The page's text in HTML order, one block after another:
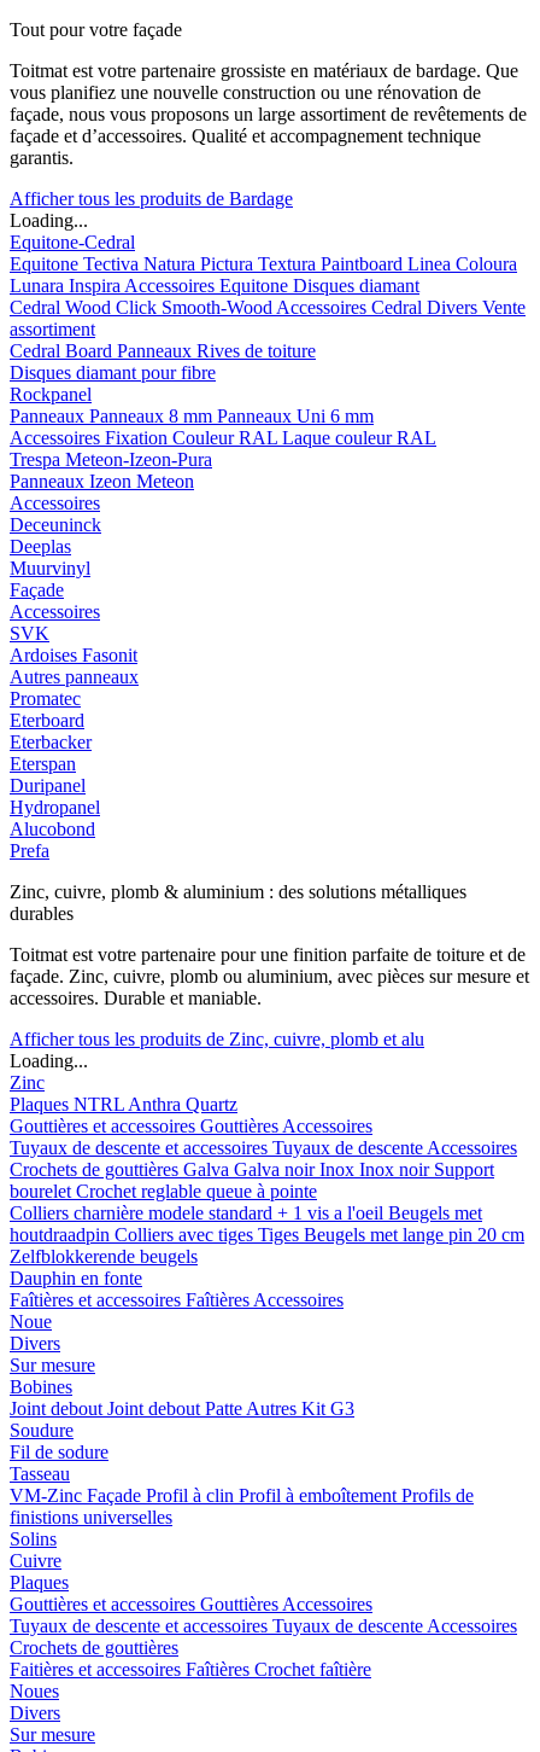
Tout pour votre façade
Toitmat est votre partenaire grossiste en matériaux de bardage. Que
vous planifiez une nouvelle construction ou une rénovation de
façade, nous vous proposons un large assortiment de revêtements de
façade et d’accessoires. Qualité et accompagnement technique
garantis.
Afficher tous les produits de Bardage
Loading...
Equitone-Cedral
Equitone Tectiva Natura Pictura Textura Paintboard Linea Coloura
Lunara Inspira Accessoires Equitone Disques diamant
Cedral Wood Click Smooth-Wood Accessoires Cedral Divers Vente
assortiment
Cedral Board Panneaux Rives de toiture
Disques diamant pour fibre
Rockpanel
Panneaux Panneaux 8 mm Panneaux Uni 6 mm
Accessoires Fixation Couleur RAL Laque couleur RAL
Trespa Meteon-Izeon-Pura
Panneaux Izeon Meteon
Accessoires
Deceuninck
Deeplas
Muurvinyl
Façade
Accessoires
SVK
Ardoises Fasonit
Autres panneaux
Promatec
Eterboard
Eterbacker
Eterspan
Duripanel
Hydropanel
Alucobond
Prefa
Zinc, cuivre, plomb & aluminium : des solutions métalliques
durables
Toitmat est votre partenaire pour une finition parfaite de toiture et de
façade. Zinc, cuivre, plomb ou aluminium, avec pièces sur mesure et
accessoires. Durable et maniable.
Afficher tous les produits de Zinc, cuivre, plomb et alu
Loading...
Zinc
Plaques NTRL Anthra Quartz
Gouttières et accessoires Gouttières Accessoires
Tuyaux de descente et accessoires Tuyaux de descente Accessoires
Crochets de gouttières Galva Galva noirInox Inox noir Support
bourelet Crochet reglable queue à pointe
Colliers charnière modele standard + 1 vis a l'oeil Beugels met
houtdraadpin Colliers avec tiges Tiges Beugels met lange pin 20 cm
Zelfblokkerende beugels
Dauphin en fonte
Faîtières et accessoires Faîtières Accessoires
Noue
Divers
Sur mesure
Bobines
Joint debout Joint debout Patte Autres Kit G3
Soudure
Fil de sodure
Tasseau
VM-Zinc Façade Profil à clin Profil à emboîtement Profils de
finistions universelles
Solins
Cuivre
Plaques
Gouttières et accessoires Gouttières Accessoires
Tuyaux de descente et accessoires Tuyaux de descente Accessoires
Crochets de gouttières
Faitières et accessoires Faîtières Crochet faîtière
Noues
Divers
Sur mesure